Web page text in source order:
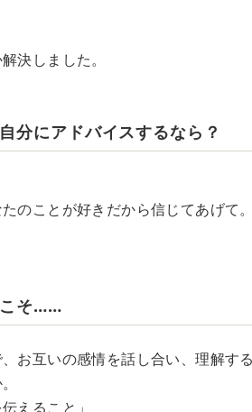
決しました。
分にアドバイスするなら？
のことが好きだから信じてあげて
こそ……
お互いの感情を話し合い、理解す
えること」